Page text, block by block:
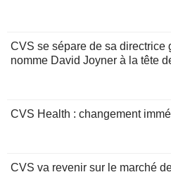
CVS se sépare de sa directrice
nomme David Joyner à la tête
CVS Health : changement
CVS va revenir sur le marché